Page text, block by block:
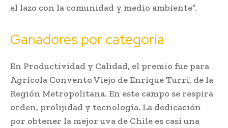
el lazo con la comunidad y medio ambiente”.
Ganadores por categoría
En Productividad y Calidad, el premio fue para
Agrícola Convento Viejo de Enrique Turri, de la
Región Metropolitana. En este campo se respira
orden, prolijidad y tecnología. La dedicación
por obtener la mejor uva de Chile es casi una